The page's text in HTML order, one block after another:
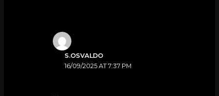
S.OSVALDO
16/09/2025 AT 7:37 PM